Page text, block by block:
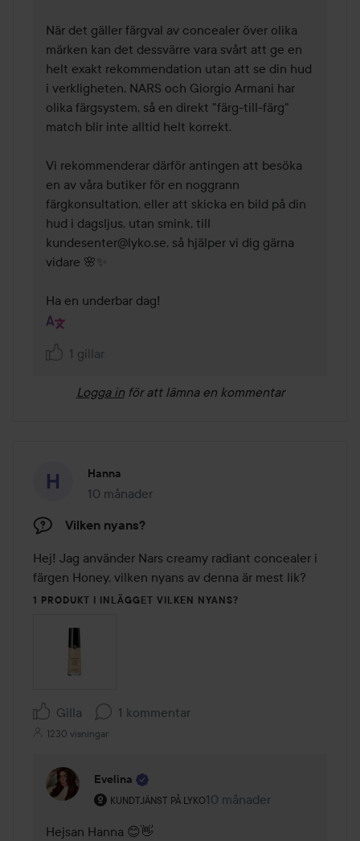
När det gäller färgval av concealer över olika
märken kan det dessvärre vara svårt att ge en
helt exakt rekommendation utan att se din hud
i verkligheten. NARS och Giorgio Armani har
olika färgsystem, så en direkt "färg-till-färg"
match blir inte alltid helt korrekt.
Vi rekommenderar därför antingen att besöka
en av våra butiker för en noggrann
färgkonsultation, eller att skicka en bild på din
hud i dagsljus, utan smink, till
kundesenter@lyko.se, så hjälper vi dig gärna
vidare 🌸✨
Ha en underbar dag!
1 gillar
Logga in för att lämna en kommentar
Hanna
10 månader
Inlägget skapades 10 månader
Vilken nyans?
Hej! Jag använder Nars creamy radiant concealer i
färgen Honey, vilken nyans av denna är mest lik?
1 PRODUKT I INLÄGGET VILKEN NYANS?
Gilla 1 kommentar
1230 visningar
Evelina
KUNDTJÄNST PÅ LYKO
Användarens roll: Kundtjänst på Lyko.
10 månader
Kommentaren lades 10
Hejsan Hanna 😊👋